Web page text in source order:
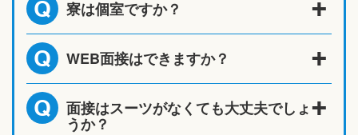
Q 寮は個室ですか？
Q WEB面接はできますか？
Q 面接はスーツがなくても大丈夫でしょ
うか？